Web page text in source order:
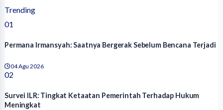
Trending
01
Permana Irmansyah: Saatnya Bergerak Sebelum Bencana Terjadi
04 Agu 2026
02
Survei ILR: Tingkat Ketaatan Pemerintah Terhadap Hukum
Meningkat